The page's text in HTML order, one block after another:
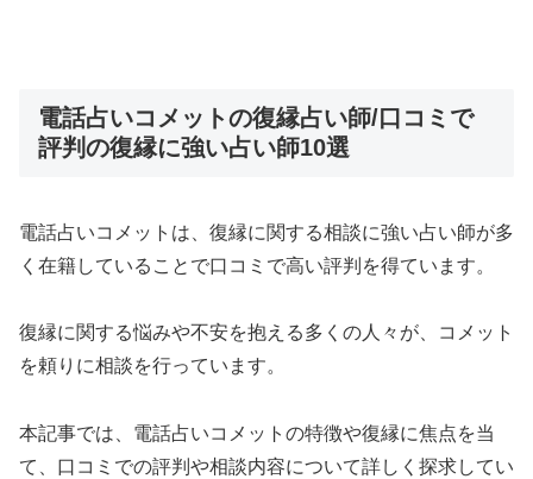
電話占いコメットの復縁占い師/口コミで
評判の復縁に強い占い師10選
電話占いコメットは、復縁に関する相談に強い占い師が多
く在籍していることで口コミで高い評判を得ています。
復縁に関する悩みや不安を抱える多くの人々が、コメット
を頼りに相談を行っています。
本記事では、電話占いコメットの特徴や復縁に焦点を当
て、口コミでの評判や相談内容について詳しく探求してい